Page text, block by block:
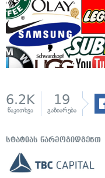
6.2K
წაკითხვა
19
გაზიარება
სტატიას წარმოგიდგენთ